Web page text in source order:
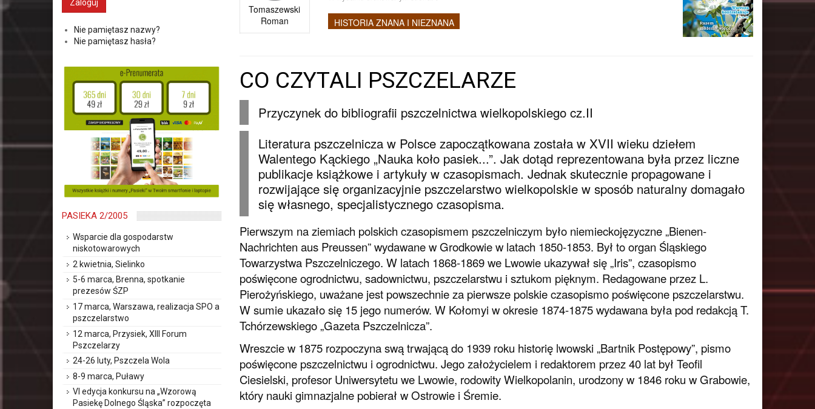
Tomaszewski
Roman
HISTORIA ZNANA I NIEZNANA
CO CZYTALI PSZCZELARZE
Przyczynek do bibliografii pszczelnictwa wielkopolskiego cz.ΙΙ
Literatura pszczelnicza w Polsce zapoczątkowana została w XVII wieku dziełem
Walentego Kąckiego „Nauka koło pasiek...”. Jak dotąd reprezentowana była przez liczne
publikacje książkowe i artykuły w czasopismach. Jednak skutecznie propagowane i
rozwijające się organizacyjnie pszczelarstwo wielkopolskie w sposób naturalny domagało
się własnego, specjalistycznego czasopisma.
Pierwszym na ziemiach polskich czasopismem pszczelniczym było niemieckojęzyczne „Bienen-
Nachrichten aus Preussen” wydawane w Grodkowie w latach 1850-1853. Był to organ Śląskiego
Towarzystwa Pszczelniczego. W latach 1868-1869 we Lwowie ukazywał się „Iris”, czasopismo
poświęcone ogrodnictwu, sadownictwu, pszczelarstwu i sztukom pięknym. Redagowane przez L.
Pierożyńskiego, uważane jest powszechnie za pierwsze polskie czasopismo poświęcone pszczelarstwu.
W sumie ukazało się 15 jego numerów. W Kołomyi w okresie 1874-1875 wydawana była pod redakcją T.
Tchórzewskiego „Gazeta Pszczelnicza”.
Wreszcie w 1875 rozpoczyna swą trwającą do 1939 roku historię lwowski „Bartnik Postępowy”, pismo
poświęcone pszczelnictwu i ogrodnictwu. Jego założycielem i redaktorem przez 40 lat był Teofil
Ciesielski, profesor Uniwersytetu we Lwowie, rodowity Wielkopolanin, urodzony w 1846 roku w Grabowie,
który nauki gimnazjalne pobierał w Ostrowie i Śremie.
Nie pamiętasz nazwy?
Nie pamiętasz hasła?
PASIEKA 2/2005
Wsparcie dla gospodarstw
niskotowarowych
2 kwietnia, Sielinko
5-6 marca, Brenna, spotkanie
prezesów ŚZP
17 marca, Warszawa, realizacja SPO a
pszczelarstwo
12 marca, Przysiek, XIII Forum
Pszczelarzy
24-26 luty, Pszczela Wola
8-9 marca, Puławy
VI edycja konkursu na „Wzorową
Pasiekę Dolnego Śląska” rozpoczęta